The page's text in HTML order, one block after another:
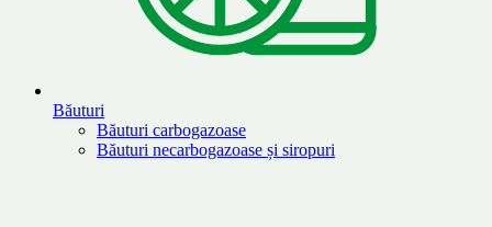
Băuturi
Băuturi carbogazoase
Băuturi necarbogazoase și siropuri